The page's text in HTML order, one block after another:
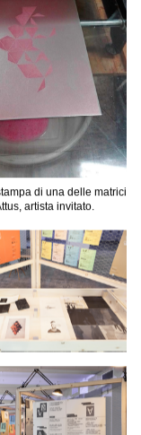
di una delle matrici
artista invitato.